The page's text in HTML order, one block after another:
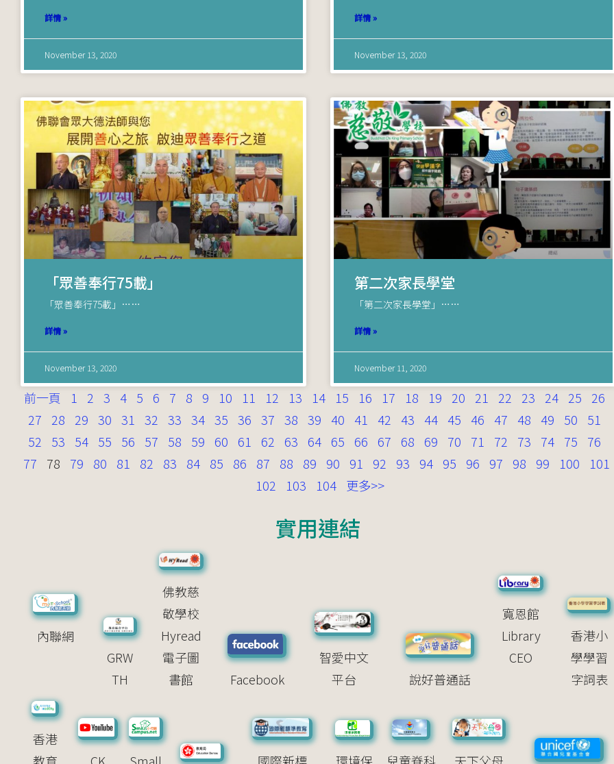
詳情 »
November 13, 2020
詳情 »
November 13, 2020
「眾善奉行75載」
「眾善奉行75載」……
詳情 »
November 13, 2020
第二次家長學堂
「第二次家長學堂」……
詳情 »
November 11, 2020
前一頁 1 2 3 4 5 6 7 8 9 10 11 12 13 14 15 16 17 18 19 20 21 22 23 24 25
26
27
28 29 30 31 32 33 34 35 36 37 38 39 40 41 42 43 44 45 46 47 48 49 50
51
52
53 54 55 56 57 58 59 60 61 62 63 64 65 66 67 68 69 70 71 72 73 74 75
76
77
78 79 80 81 82 83 84 85 86 87 88 89 90 91 92 93 94 95 96 97 98 99 100
101
102
103 104 更多>>
實用連結
內聯網
GRW
TH
佛教慈
敬學校
Hyread
電子圖
書館
Facebook
智愛中文
平台
說好普通話
寬恩館
Library
CEO
香港小
學學習
字詞表
香港